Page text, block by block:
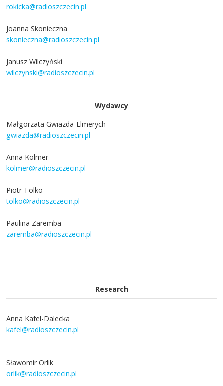
rokicka@radioszczecin.pl
Joanna Skonieczna
skonieczna@radioszczecin.pl
Janusz Wilczyński
wilczynski@radioszczecin.pl
Wydawcy
Małgorzata Gwiazda-Elmerych
gwiazda@radioszczecin.pl
Anna Kolmer
kolmer@radioszczecin.pl
Piotr Tolko
tolko@radioszczecin.pl
Paulina Zaremba
zaremba@radioszczecin.pl
Research
Anna Kafel-Dalecka
kafel@radioszczecin.pl
Sławomir Orlik
orlik@radioszczecin.pl